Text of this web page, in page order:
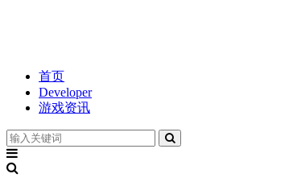
首页
Developer
游戏资讯